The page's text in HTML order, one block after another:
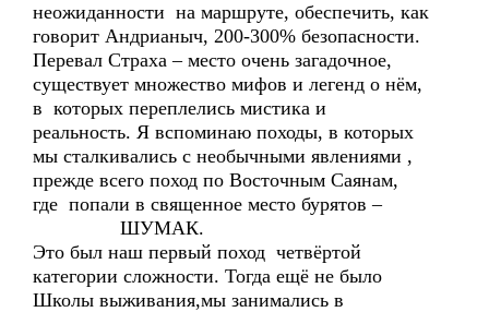
неожиданности на маршруте, обеспечить, как
говорит Андрианыч, 200-300% безопасности.
Перевал Страха – место очень загадочное,
существует множество мифов и легенд о нём,
в которых переплелись мистика и
реальность. Я вспоминаю походы, в которых
мы сталкивались с необычными явлениями ,
прежде всего поход по Восточным Саянам,
где попали в священное место бурятов –
ШУМАК.
Это был наш первый поход четвёртой
категории сложности. Тогда ещё не было
Школы выживания,мы занимались в